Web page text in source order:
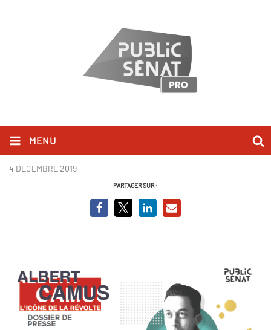
MENU
DP Camus - page 1.PNG
4 DÉCEMBRE 2019
PARTAGER SUR :